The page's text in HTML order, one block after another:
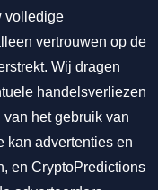
volledige
vertrouwen op de
Wij dragen
handelsverliezen
het gebruik van
kan advertenties en
en CryptoPredictions